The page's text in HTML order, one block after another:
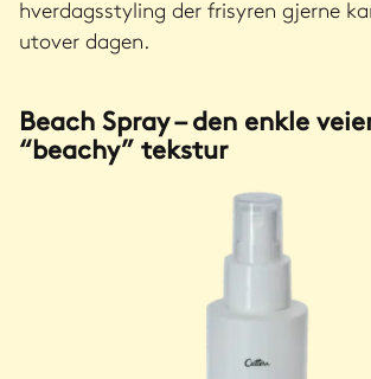
hverdagsstyling der frisyren gjerne
utover dagen.
Beach Spray – den enkle
“beachy” tekstur